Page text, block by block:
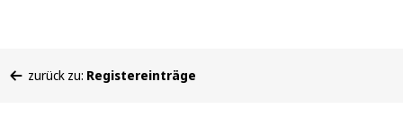
befinden
zurück zu: Registereinträge